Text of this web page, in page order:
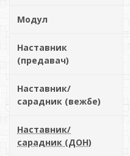
Модул
Наставник
(предавач)
Наставник/
сарадник (вежбе)
Наставник/
сарадник (ДОН)